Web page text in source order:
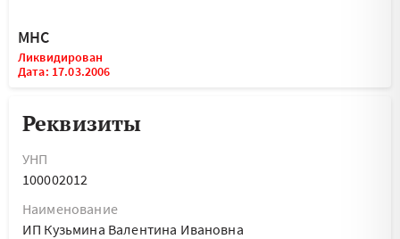
МНС
Ликвидирован
Дата: 17.03.2006
Реквизиты
УНП
100002012
Наименование
ИП Кузьмина Валентина Ивановна